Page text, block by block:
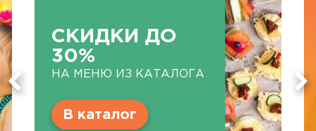
СКИДКИ ДО
30%
НА МЕНЮ ИЗ КАТАЛОГА
В каталог